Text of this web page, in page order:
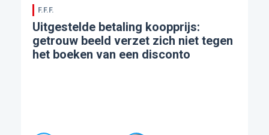
F.F.F.
Uitgestelde betaling koopprijs:
getrouw beeld verzet zich niet tegen
het boeken van een disconto